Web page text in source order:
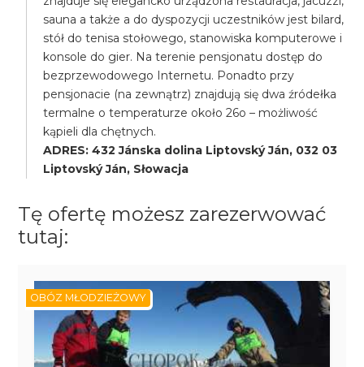
sauna a także a do dyspozycji uczestników jest bilard,
stół do tenisa stołowego, stanowiska komputerowe i
konsole do gier. Na terenie pensjonatu dostęp do
bezprzewodowego Internetu. Ponadto przy
pensjonacie (na zewnątrz) znajdują się dwa źródełka
termalne o temperaturze około 26o – możliwość
kąpieli dla chętnych.
ADRES: 432 Jánska dolina Liptovský Ján, 032 03
Liptovský Ján, Słowacja
Tę ofertę możesz zarezerwować
tutaj:
OBÓZ MŁODZIEŻOWY